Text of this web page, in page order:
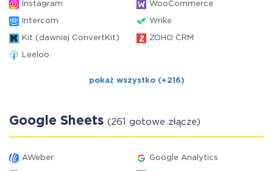
Instagram WooCommerce
Intercom Wrike
Kit (dawniej ConvertKit) ZOHO CRM
Leeloo
pokaż wszystko (+216)
Google Sheets (261 gotowe złącze)
AWeber Google Analytics